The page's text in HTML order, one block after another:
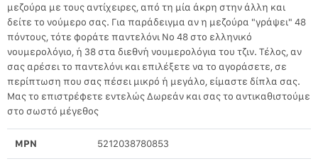
μεζούρα με τους αντίχειρες, από τη μία άκρη στην άλλη και
δείτε το νούμερο σας. Για παράδειγμα αν η μεζούρα "γράψει" 48
πόντους, τότε φοράτε παντελόνι Νο 48 στο ελληνικό
νουμερολόγιο, ή 38 στα διεθνή νουμερολόγια του τζιν. Τέλος, αν
σας αρέσει το παντελόνι και επιλέξετε να το αγοράσετε, σε
περίπτωση που σας πέσει μικρό ή μεγάλο, είμαστε δίπλα σας.
Μας το επιστρέφετε εντελώς Δωρεάν και σας το αντικαθιστούμε
στο σωστό μέγεθος
MPN 5212038780853